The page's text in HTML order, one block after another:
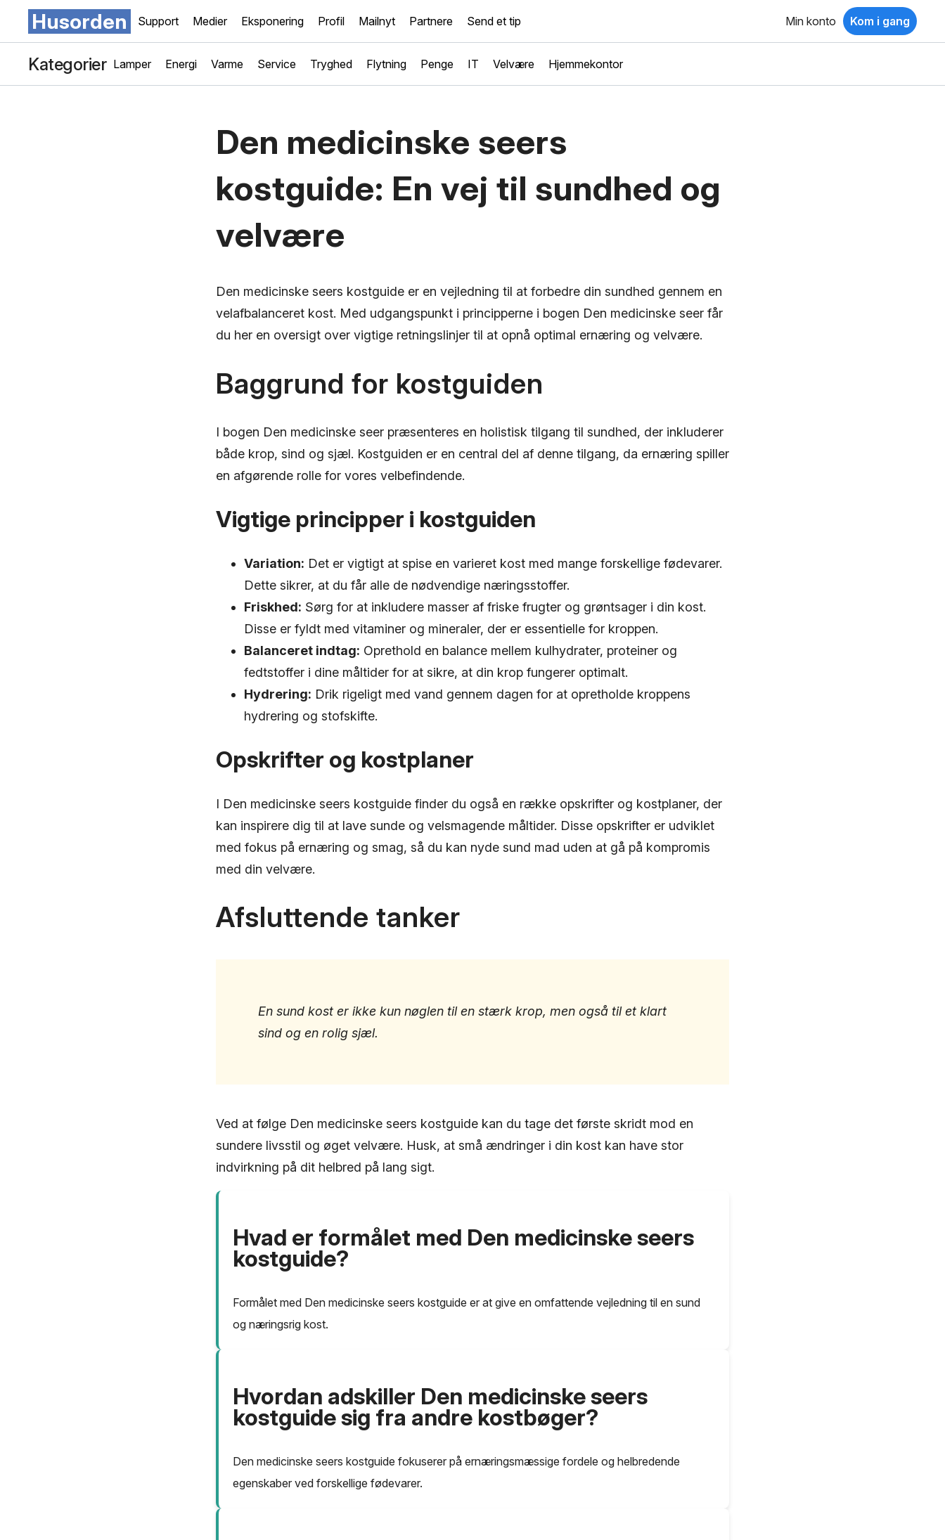
Husorden Support Medier Eksponering Profil Mailnyt Partnere Send et tip Min konto Kom i gang
Kategorier Lamper Energi Varme Service Tryghed Flytning Penge IT Velvære Hjemmekontor
Den medicinske seers
kostguide: En vej til sundhed og
velvære
Den medicinske seers kostguide er en vejledning til at forbedre din sundhed gennem en
velafbalanceret kost. Med udgangspunkt i principperne i bogen Den medicinske seer får
du her en oversigt over vigtige retningslinjer til at opnå optimal ernæring og velvære.
Baggrund for kostguiden
I bogen Den medicinske seer præsenteres en holistisk tilgang til sundhed, der inkluderer
både krop, sind og sjæl. Kostguiden er en central del af denne tilgang, da ernæring spiller
en afgørende rolle for vores velbefindende.
Vigtige principper i kostguiden
Variation: Det er vigtigt at spise en varieret kost med mange forskellige fødevarer.
Dette sikrer, at du får alle de nødvendige næringsstoffer.
Friskhed: Sørg for at inkludere masser af friske frugter og grøntsager i din kost.
Disse er fyldt med vitaminer og mineraler, der er essentielle for kroppen.
Balanceret indtag: Oprethold en balance mellem kulhydrater, proteiner og
fedtstoffer i dine måltider for at sikre, at din krop fungerer optimalt.
Hydrering: Drik rigeligt med vand gennem dagen for at opretholde kroppens
hydrering og stofskifte.
Opskrifter og kostplaner
I Den medicinske seers kostguide finder du også en række opskrifter og kostplaner, der
kan inspirere dig til at lave sunde og velsmagende måltider. Disse opskrifter er udviklet
med fokus på ernæring og smag, så du kan nyde sund mad uden at gå på kompromis
med din velvære.
Afsluttende tanker
En sund kost er ikke kun nøglen til en stærk krop, men også til et klart
sind og en rolig sjæl.
Ved at følge Den medicinske seers kostguide kan du tage det første skridt mod en
sundere livsstil og øget velvære. Husk, at små ændringer i din kost kan have stor
indvirkning på dit helbred på lang sigt.
Hvad er formålet med Den medicinske seers
kostguide?
Formålet med Den medicinske seers kostguide er at give en omfattende vejledning til en sund
og næringsrig kost.
Hvordan adskiller Den medicinske seers
kostguide sig fra andre kostbøger?
Den medicinske seers kostguide fokuserer på ernæringsmæssige fordele og helbredende
egenskaber ved forskellige fødevarer.